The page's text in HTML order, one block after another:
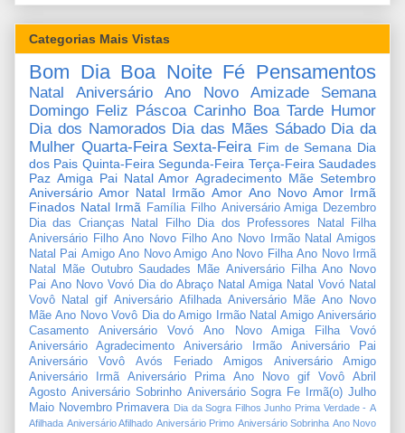
Categorias Mais Vistas
Bom Dia Boa Noite Fé Pensamentos
Natal Aniversário Ano Novo Amizade
Semana
Domingo Feliz Páscoa Carinho Boa Tarde Humor
Dia dos Namorados Dia das Mães Sábado Dia da
Mulher Quarta-Feira Sexta-Feira Fim de Semana Dia
dos Pais Quinta-Feira Segunda-Feira Terça-Feira Saudades
Paz Amiga Pai Natal Amor Agradecimento Mãe Setembro
Aniversário Amor Natal Irmão Amor Ano Novo Amor Irmã
Finados Natal Irmã Família Filho Aniversário Amiga Dezembro
Dia das Crianças
Natal Filho Dia dos Professores
Natal Filha
Aniversário Filho Ano Novo Filho Ano Novo Irmão Natal Amigos
Natal Pai Amigo Ano Novo Amigo Ano Novo Filha Ano Novo Irmã
Natal Mãe Outubro Saudades Mãe Aniversário Filha Ano Novo
Pai Ano Novo Vovó Dia do Abraço Natal Amiga Natal Vovó Natal
Vovô
Natal gif Aniversário Afilhada Aniversário Mãe Ano Novo
Mãe Ano Novo Vovô Dia do Amigo Irmão Natal Amigo Aniversário
Casamento
Aniversário Vovó Ano Novo Amiga Filha
Vovó
Aniversário Agradecimento
Aniversário Irmão
Aniversário Pai
Aniversário Vovô
Avós Feriado Amigos
Aniversário Amigo
Aniversário Irmã
Aniversário Prima Ano Novo gif Vovô
Abril
Agosto Aniversário Sobrinho Aniversário Sogra Fe Irmã(o) Julho
Maio Novembro Primavera Dia da Sogra Filhos Junho Prima Verdade - A
Afilhada Aniversário Afilhado Aniversário Primo Aniversário Sobrinha Ano Novo